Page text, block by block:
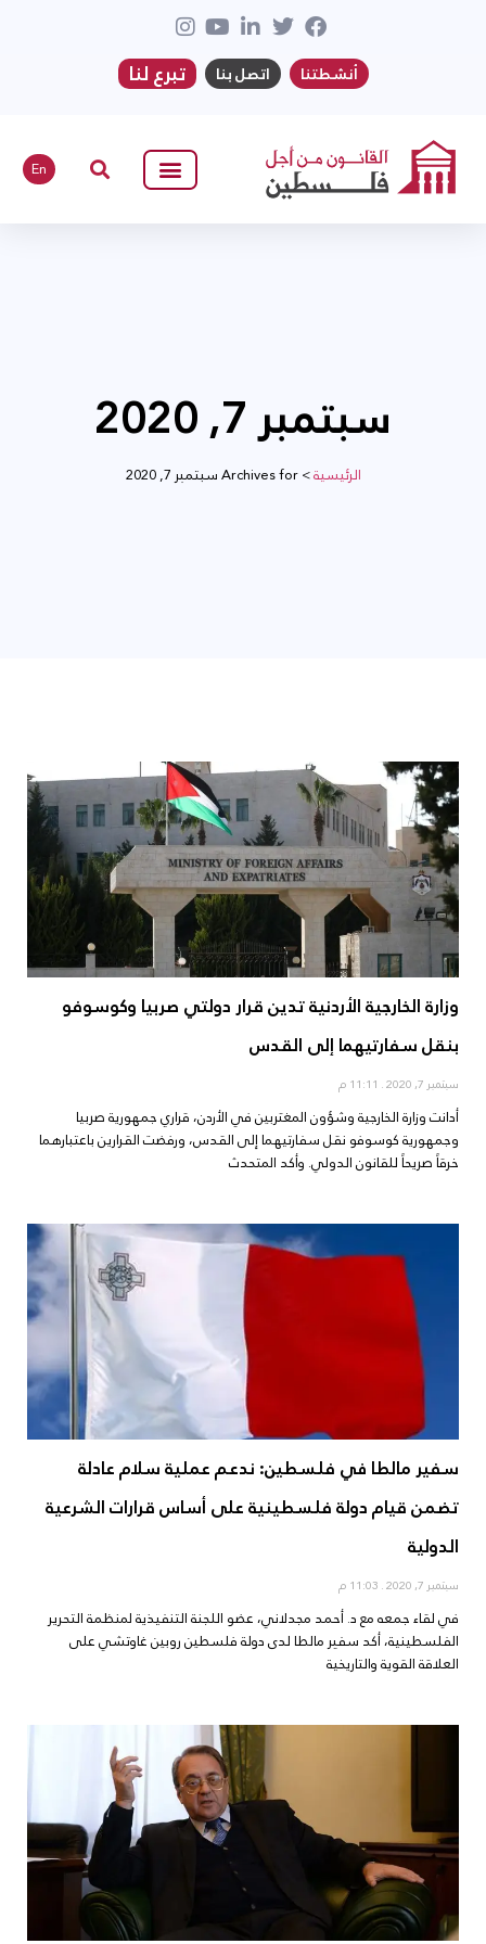
أنشطتنا اتصل بنا تبرع لنا
En
سبتمبر 7, 2020
الرئيسية>Archives for سبتمبر 7, 2020
وزارة الخارجية الأردنية تدين قرار دولتي صربيا وكوسوفو
بنقل سفارتيهما إلى القدس
سبتمبر 7, 2020
أدانت وزارة الخارجية وشؤون المغتربين في الأردن، قراري جمهورية صربيا
وجمهورية كوسوفو نقل سفارتيهما إلى القدس، ورفضت القرارين باعتبارهما
خرقاً صريحاً للقانون الدولي. وأكد المتحدث
سفير مالطا في فلسطين: ندعم عملية سلام عادلة
تضمن قيام دولة فلسطينية على أساس قرارات الشرعية
الدولية
سبتمبر 7, 2020
في لقاء جمعه مع د. أحمد مجدلاني، عضو اللجنة التنفيذية لمنظمة التحرير
الفلسطينية، أكد سفير مالطا لدى دولة فلسطين روبين غاوتشي على
العلاقة القوية والتاريخية